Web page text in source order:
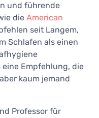
und führende
die American
seit Langem,
Schlafen als einen
Empfehlung, die
kaum jemand
Professor für